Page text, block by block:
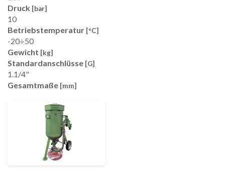
Druck [bar]
10
Betriebstemperatur [°C]
-20÷50
Gewicht [kg]
Standardanschlüsse [G]
1.1/4"
Gesamtmaße [mm]